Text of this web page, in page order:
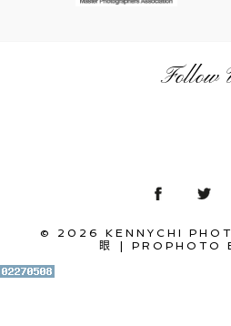
Follow
© 2026 KENNYCHI
眼
| PROPHOTO